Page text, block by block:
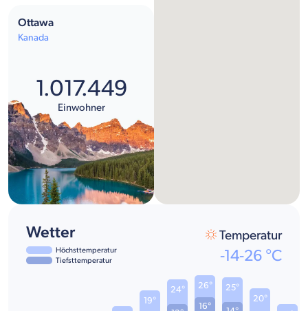
Ottawa
Kanada
1.017.449
Einwohner
Wetter
Höchsttemperatur
Tiefsttemperatur
Temperatur
-14-26 °C
19°
24°
16°
26° 25°
20°